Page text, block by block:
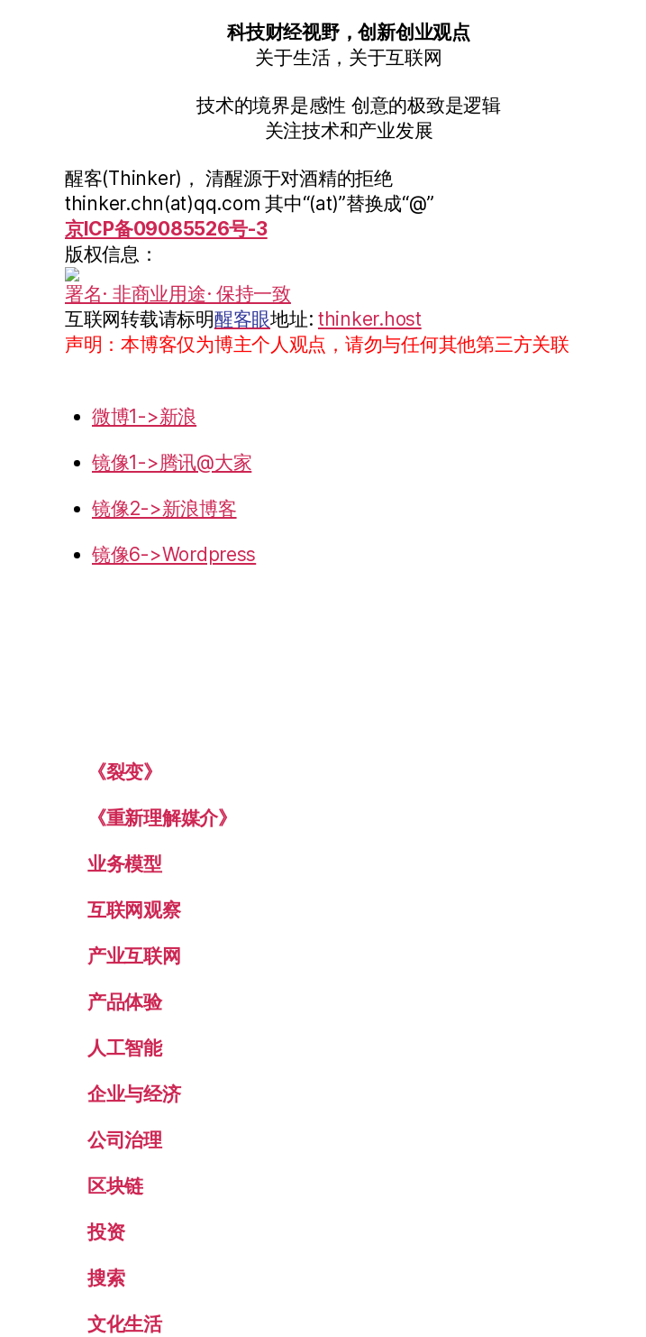
科技财经视野，创新创业观点
关于生活，关于互联网
技术的境界是感性 创意的极致是逻辑
关注技术和产业发展
醒客(Thinker)， 清醒源于对酒精的拒绝
thinker.chn(at)qq.com 其中“(at)”替换成“@”
京ICP备09085526号-3
版权信息：
署名· 非商业用途· 保持一致
互联网转载请标明醒客眼地址: thinker.host
声明：本博客仅为博主个人观点，请勿与任何其他第三方关联
微博1->新浪
镜像1->腾讯@大家
镜像2->新浪博客
镜像6->Wordpress
《裂变》
《重新理解媒介》
业务模型
互联网观察
产业互联网
产品体验
人工智能
企业与经济
公司治理
区块链
投资
搜索
文化生活